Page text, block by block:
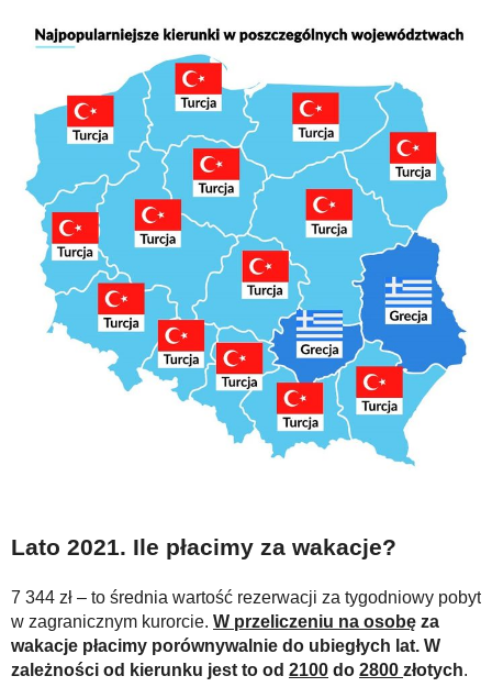
Lato 2021. Ile płacimy za wakacje?
7 344 zł – to średnia wartość rezerwacji za tygodniowy pobyt
w zagranicznym kurorcie. W przeliczeniu na osobę za
wakacje płacimy porównywalnie do ubiegłych lat. W
zależności od kierunku jest to od 2100 do 2800 złotych.